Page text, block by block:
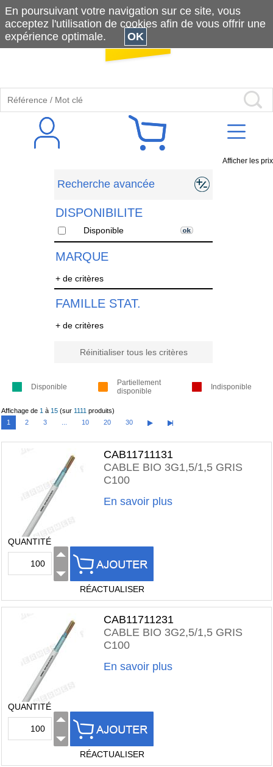
Afficher les prix
Recherche avancée
DISPONIBILITE
Disponible
MARQUE
+ de critères
FAMILLE STAT.
+ de critères
Réinitialiser tous les critères
Disponible
Partiellement
disponible
Indisponible
Affichage de 1 à 15 (sur 1111 produits)
1
2 3 10 20 30
CAB11711131
CABLE BIO 3G1,5/1,5 GRIS
C100
En savoir plus
QUANTITÉ
RÉACTUALISER
CAB11711231
CABLE BIO 3G2,5/1,5 GRIS
C100
En savoir plus
QUANTITÉ
RÉACTUALISER
En poursuivant votre navigation sur ce site, vous
acceptez l'utilisation de cookies afin de vous offrir une
expérience optimale.
OK